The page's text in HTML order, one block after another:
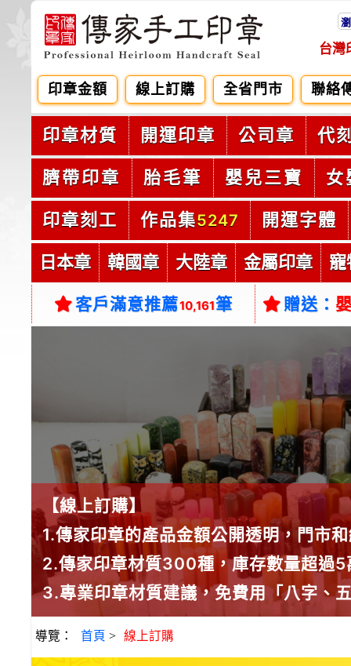
台灣
印章金額 線上訂購 全省門市 聯絡
印章材質 開運印章 公司章 代
臍帶印章 胎毛筆 嬰兒三寶 女
印章刻工 作品集5247 開運字體
日本章 韓國章 大陸章 金屬印章 寵
客戶滿意推薦10,161筆 贈送：
【線上訂購】
1.傳家印章的產品金額公開透明，門市
2.傳家印章材質300種，庫存數量超過
3.專業印章材質建議，免費用「八字、
導覽： 首頁 > 線上訂購